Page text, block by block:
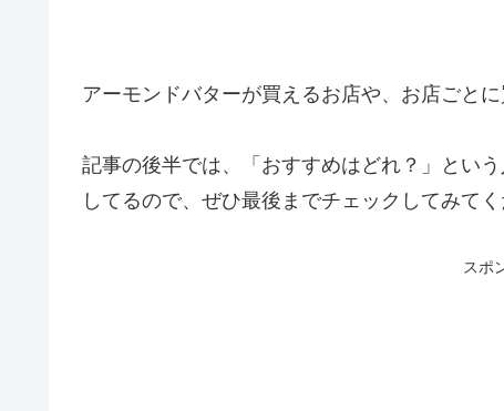
アーモンドバターが買えるお店や、お店ごと
記事の後半では、「おすすめはどれ？」とい
してるので、ぜひ最後までチェックしてみてく
スポ